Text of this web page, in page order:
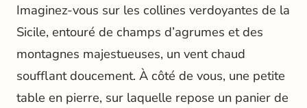
Imaginez-vous sur les collines verdoyantes de la
Sicile, entouré de champs d’agrumes et des
montagnes majestueuses, un vent chaud
soufflant doucement. À côté de vous, une petite
table en pierre, sur laquelle repose un panier de